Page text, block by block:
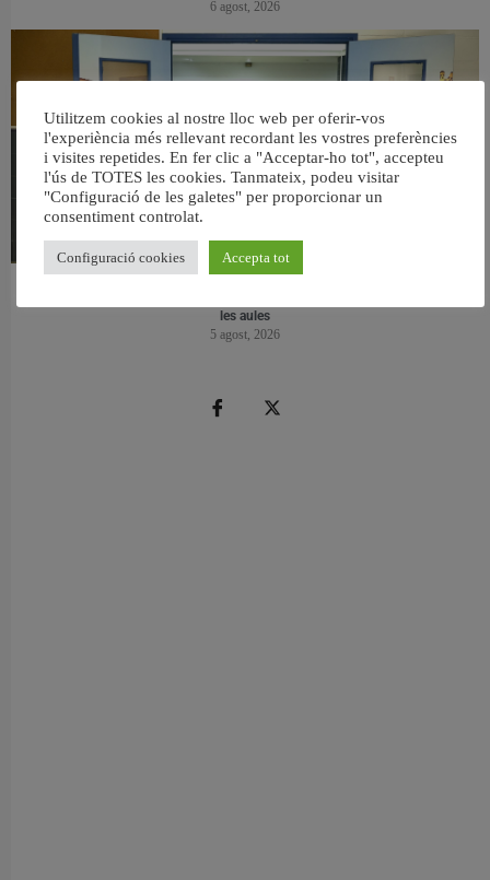
6 agost, 2026
les aules
5 agost, 2026
Utilitzem cookies al nostre lloc web per oferir-vos
l'experiència més rellevant recordant les vostres preferències
i visites repetides. En fer clic a "Acceptar-ho tot", accepteu
l'ús de TOTES les cookies. Tanmateix, podeu visitar
"Configuració de les galetes" per proporcionar un
consentiment controlat.
Configuració cookies Accepta tot